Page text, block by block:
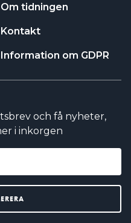
Om tidningen
Kontakt
Information om GDPR
och få nyheter,
i inkorgen